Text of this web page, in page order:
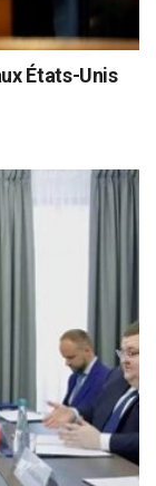
États-Unis